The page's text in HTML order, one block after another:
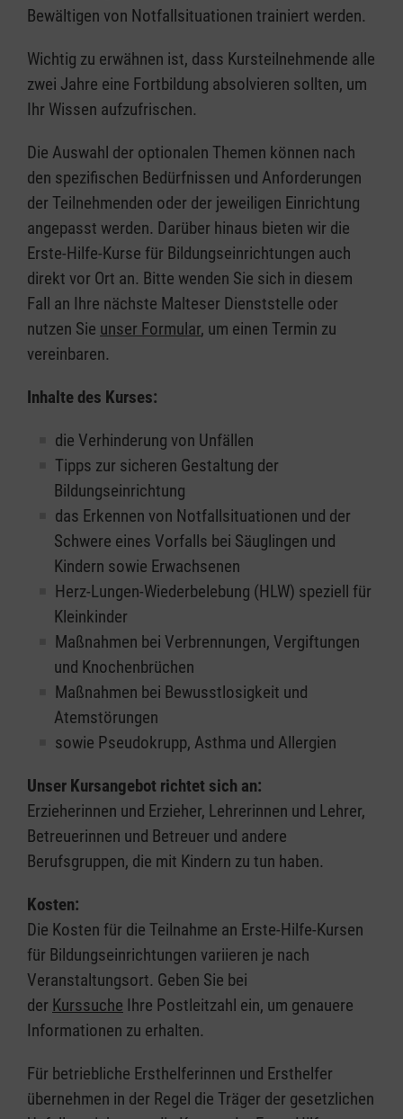
Bewältigen von Notfallsituationen trainiert werden.
Wichtig zu erwähnen ist, dass Kursteilnehmende alle
zwei Jahre eine Fortbildung absolvieren sollten, um
Ihr Wissen aufzufrischen.
Die Auswahl der optionalen Themen können nach
den spezifischen Bedürfnissen und Anforderungen
der Teilnehmenden oder der jeweiligen Einrichtung
angepasst werden. Darüber hinaus bieten wir die
Erste-Hilfe-Kurse für Bildungseinrichtungen auch
direkt vor Ort an. Bitte wenden Sie sich in diesem
Fall an Ihre nächste Malteser Dienststelle oder
nutzen Sie unser Formular, um einen Termin zu
vereinbaren.
Inhalte des Kurses:
die Verhinderung von Unfällen
Tipps zur sicheren Gestaltung der
Bildungseinrichtung
das Erkennen von Notfallsituationen und der
Schwere eines Vorfalls bei Säuglingen und
Kindern sowie Erwachsenen
Herz-Lungen-Wiederbelebung (HLW) speziell für
Kleinkinder
Maßnahmen bei Verbrennungen, Vergiftungen
und Knochenbrüchen
Maßnahmen bei Bewusstlosigkeit und
Atemstörungen
sowie Pseudokrupp, Asthma und Allergien
Unser Kursangebot richtet sich an:
Erzieherinnen und Erzieher, Lehrerinnen und Lehrer,
Betreuerinnen und Betreuer und andere
Berufsgruppen, die mit Kindern zu tun haben.
Kosten:
Die Kosten für die Teilnahme an Erste-Hilfe-Kursen
für Bildungseinrichtungen variieren je nach
Veranstaltungsort. Geben Sie bei
der Kurssuche Ihre Postleitzahl ein, um genauere
Informationen zu erhalten.
Für betriebliche Ersthelferinnen und Ersthelfer
übernehmen in der Regel die Träger der gesetzlichen